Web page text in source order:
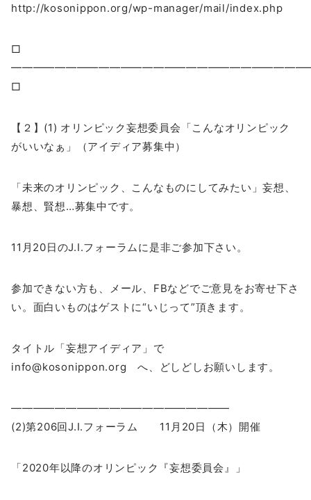
http://kosonippon.org/wp-manager/mail/index.php
□
□
【２】(1) オリンピック妄想委員会「こんなオリンピック
がいいなぁ」（アイディア募集中）
「未来のオリンピック、こんなものにしてみたい」妄想、
暴想、賢想…募集中です。
11月20日のJ.I.フォーラムに是非ご参加下さい。
参加できない方も、メール、FBなどでご意見をお寄せ下さ
い。面白いものはゲストに“いじって”頂きます。
タイトル「妄想アイディア」で
info@kosonippon.org へ、どしどしお願いします。
————————————————————
(2)第206回J.I.フォーラム 11月20日（木）開催
「2020年以降のオリンピック『妄想委員会』」